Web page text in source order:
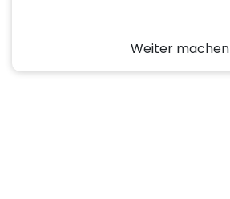
Weiter machen